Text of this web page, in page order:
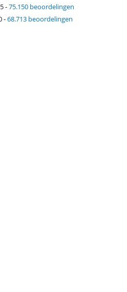
-75.150 beoordelingen
-68.713 beoordelingen